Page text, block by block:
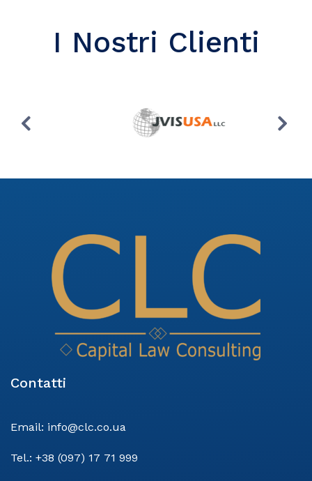
I Nostri Clienti
Contatti
Email: info@clc.co.ua
Tel.: +38 (097) 17 71 999